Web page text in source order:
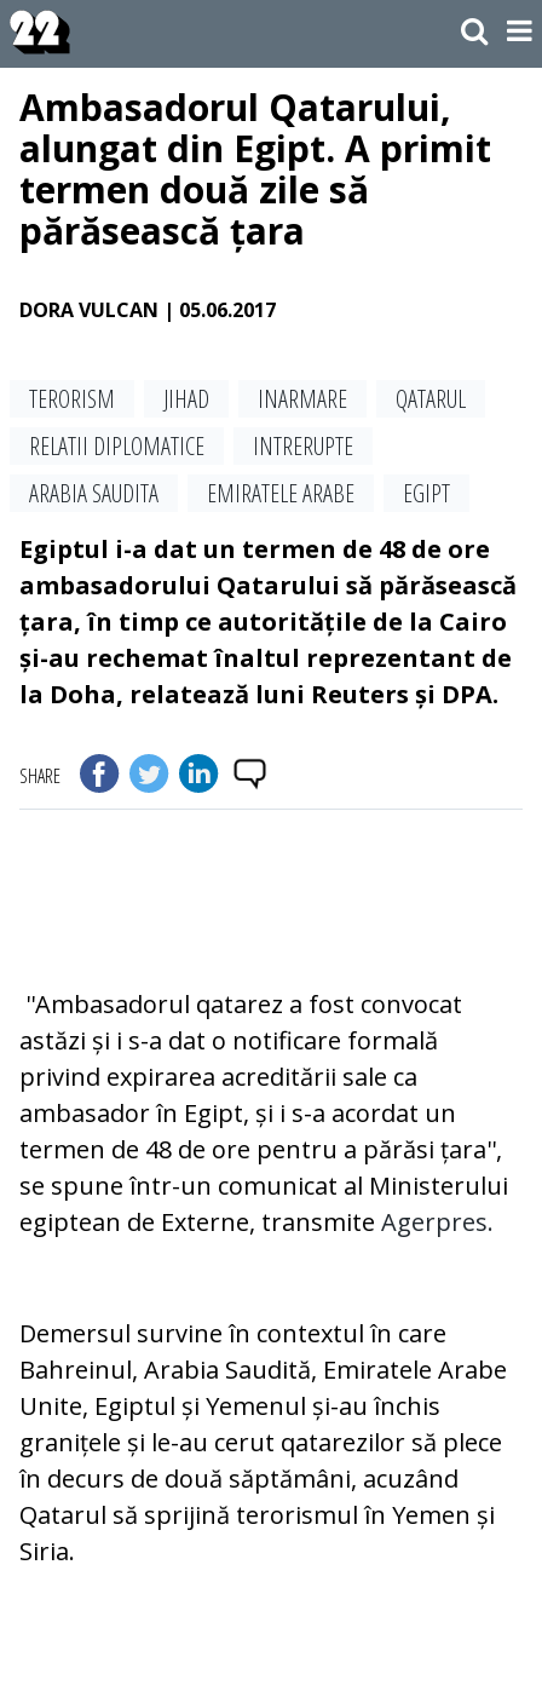
Ambasadorul Qatarului,
alungat din Egipt. A primit
termen două zile să
părăsească țara
DORA VULCAN | 05.06.2017
TERORISM JIHAD INARMARE
QATARUL
RELATII DIPLOMATICE
INTRERUPTE
ARABIA SAUDITA
EMIRATELE ARABE
EGIPT
Egiptul i-a dat un termen de 48 de ore
ambasadorului Qatarului să părăsească
țara, în timp ce autoritățile de la Cairo
și-au rechemat înaltul reprezentant de
la Doha, relatează luni Reuters și DPA.
SHARE
''Ambasadorul qatarez a fost convocat
astăzi și i s-a dat o notificare formală
privind expirarea acreditării sale ca
ambasador în Egipt, și i s-a acordat un
termen de 48 de ore pentru a părăsi țara'',
se spune într-un comunicat al Ministerului
egiptean de Externe, transmite Agerpres.
Demersul survine în contextul în care
Bahreinul, Arabia Saudită, Emiratele Arabe
Unite, Egiptul și Yemenul și-au închis
granițele și le-au cerut qatarezilor să plece
în decurs de două săptămâni, acuzând
Qatarul să sprijină terorismul în Yemen și
Siria.